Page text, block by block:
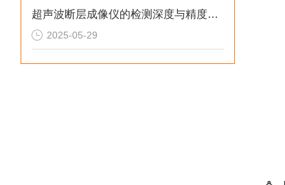
超声波断层成像仪的检测深度与精度如何平衡？
2025-05-29